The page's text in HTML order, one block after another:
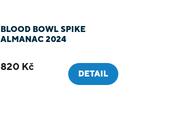
BLOOD BOWL SPIKE
ALMANAC 2024
820 Kč
DETAIL